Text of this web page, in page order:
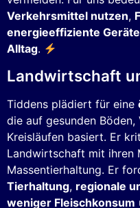
Verkehrsmittel nutzen,
energieeffiziente
Alltag.
Landwirtschaft
Tiddens plädiert für eine
die auf gesunden
Kreisläufen basiert. Er
Landwirtschaft mit ihren
Massentierhaltung. Er
Tierhaltung, regionale
weniger Fleischkonsum